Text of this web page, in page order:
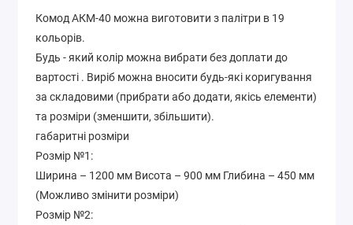
Комод АКМ-40 можна виготовити з палітри в 19
кольорів.
Будь - який колір можна вибрати без доплати до
вартості . Виріб можна вносити будь-які коригування
за складовими (прибрати або додати, якісь елементи)
та розміри (зменшити, збільшити).
габаритні розміри
Розмір №1:
Ширина – 1200 мм Висота – 900 мм Глибина – 450 мм
(Можливо змінити розміри)
Розмір №2: